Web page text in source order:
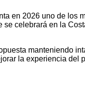
en 2026 uno de los
celebrará en la
manteniendo
la experiencia del